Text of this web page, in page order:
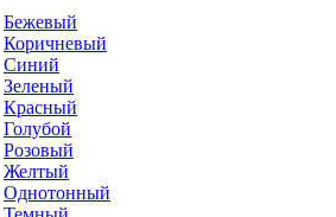
Бежевый
Коричневый
Синий
Зеленый
Красный
Голубой
Розовый
Желтый
Однотонный